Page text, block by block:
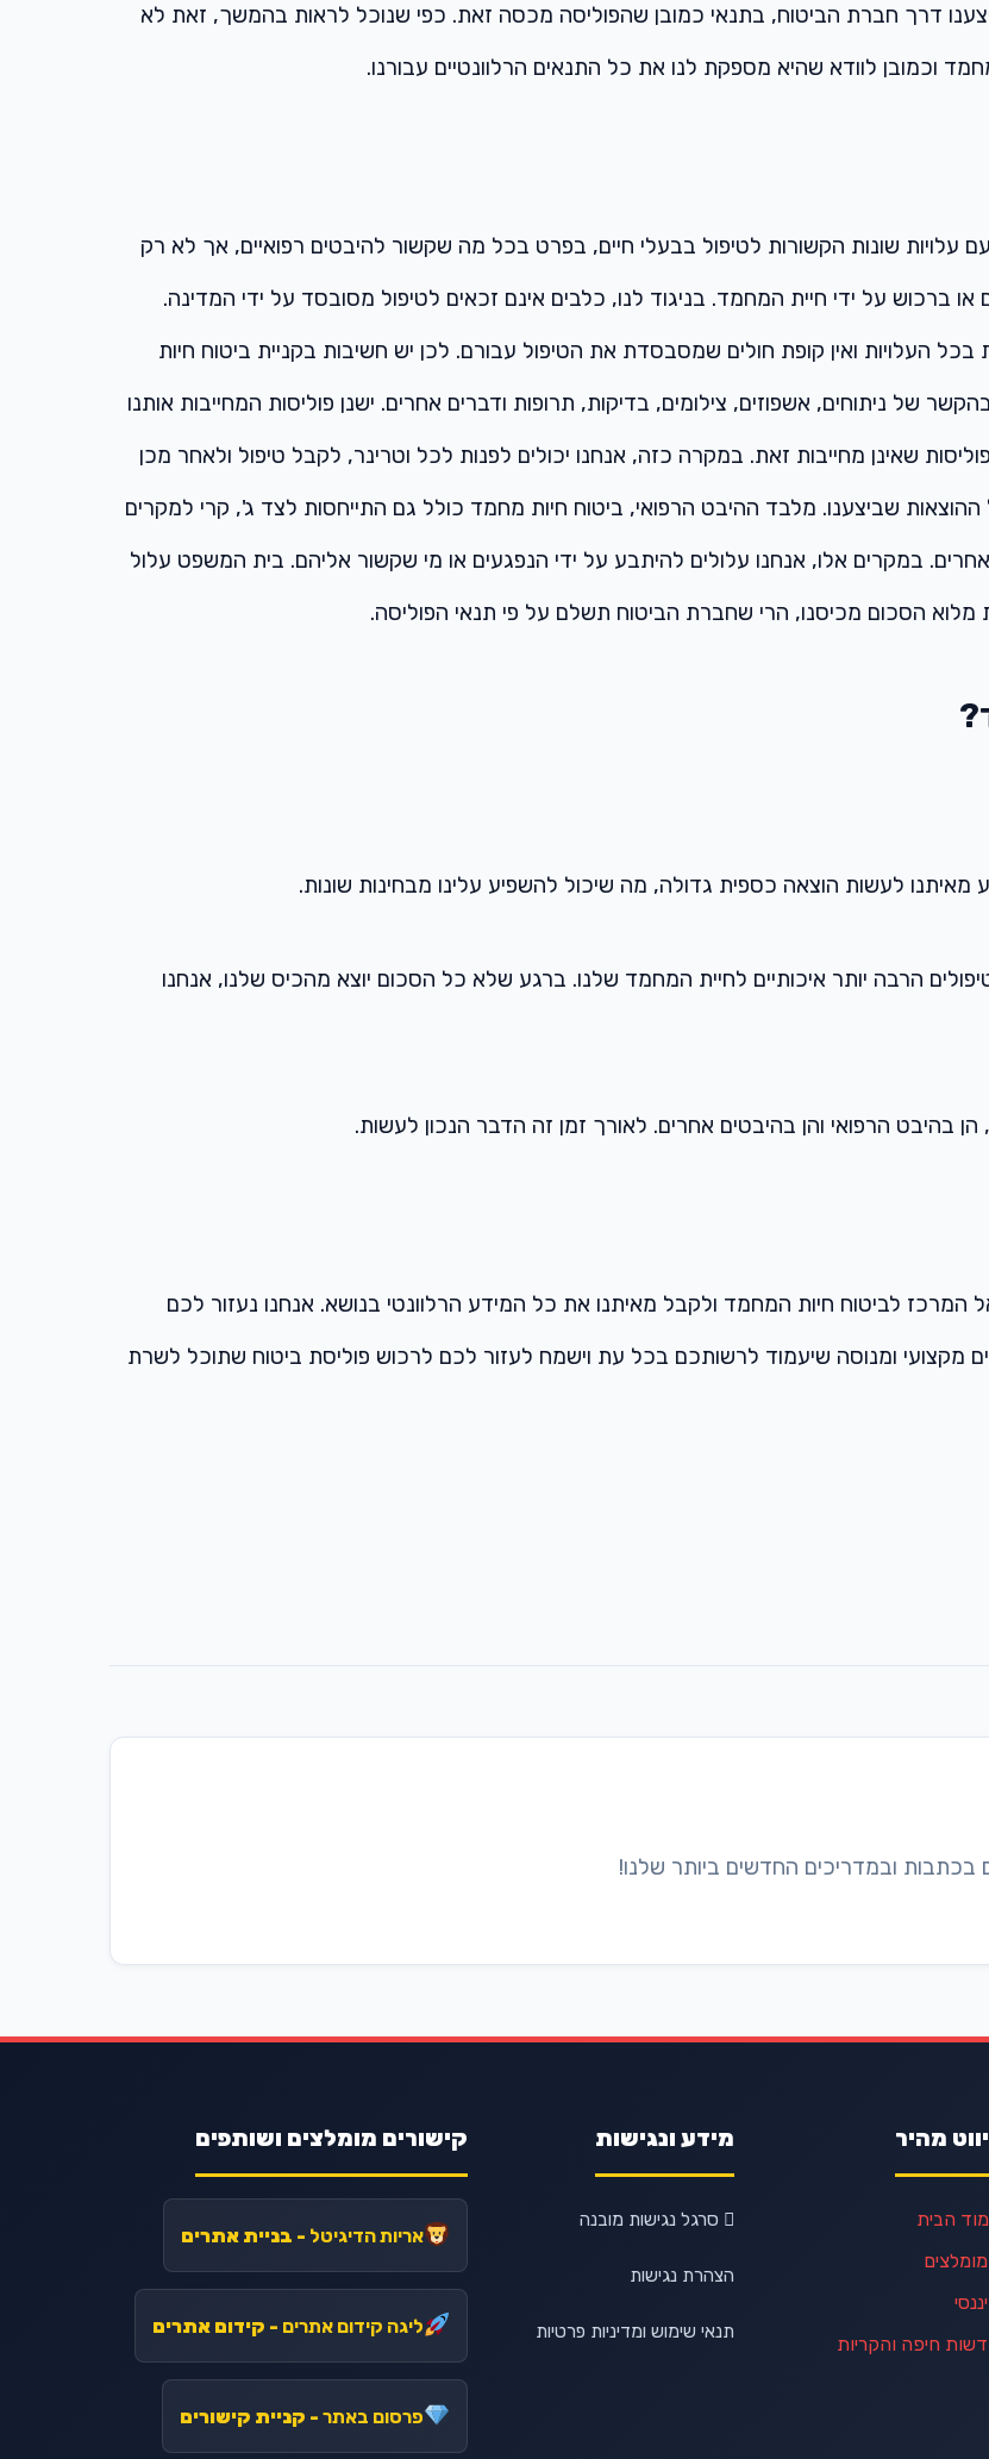
דרך חברת הביטוח, בתנאי כמובן שהפוליסה מכסה זאת. כפי שנוכל לראות בהמשך, זאת לא
וכמובן לוודא שהיא מספקת לנו את כל התנאים הרלוונטיים עבורנו.
עלויות שונות הקשורות לטיפול בבעלי חיים, בפרט בכל מה שקשור להיבטים רפואיים, אך לא רק
ברכוש על ידי חיית המחמד. בניגוד לנו, כלבים אינם זכאים לטיפול מסובסד על ידי המדינה.
העלויות ואין קופת חולים שמסבסדת את הטיפול עבורם. לכן יש חשיבות בקניית ביטוח חיות
של ניתוחים, אשפוזים, צילומים, בדיקות, תרופות ודברים אחרים. ישנן פוליסות המחייבות אותנו
שאינן מחייבות זאת. במקרה כזה, אנחנו יכולים לפנות לכל וטרינר, לקבל טיפול ולאחר מכן
שביצענו. מלבד ההיבט הרפואי, ביטוח חיות מחמד כולל גם התייחסות לצד ג', קרי למקרים
במקרים אלו, אנחנו עלולים להיתבע על ידי הנפגעים או מי שקשור אליהם. בית המשפט עלול
הסכום מכיסנו, הרי שחברת הביטוח תשלם על פי תנאי הפוליסה.
לעשות הוצאה כספית גדולה, מה שיכול להשפיע עלינו מבחינות שונות.
הרבה יותר איכותיים לחיית המחמד שלנו. ברגע שלא כל הסכום יוצא מהכיס שלנו, אנחנו
בהיבט הרפואי והן בהיבטים אחרים. לאורך זמן זה הדבר הנכון לעשות.
המרכז לביטוח חיות המחמד ולקבל מאיתנו את כל המידע הרלוונטי בנושא. אנחנו נעזור לכם
מקצועי ומנוסה שיעמוד לרשותכם בכל עת וישמח לעזור לכם לרכוש פוליסת ביטוח שתוכל לשרת
מהיר
הבית
חיפה והקריות
מידע ונגישות
סרגל נגישות מובנה
הצהרת נגישות
תנאי שימוש ומדיניות פרטיות
קישורים מומלצים ושותפים
אריות הדיגיטל - בניית אתרים
ליגה קידום אתרים - קידום אתרים
פרסום באתר - קניית קישורים